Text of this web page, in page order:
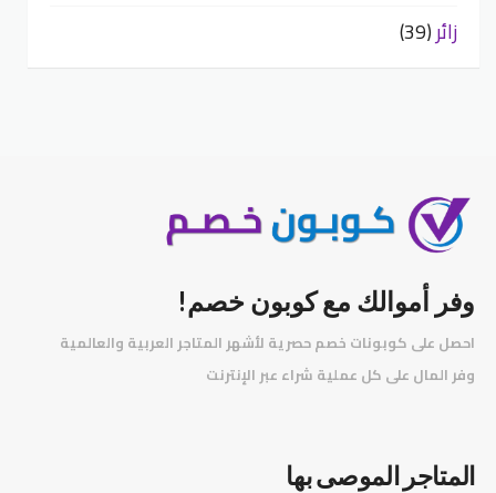
زائر(39)
وفر أموالك مع كوبون خصم!
احصل على كوبونات خصم حصرية لأشهر المتاجر العربية والعالمية
وفر المال على كل عملية شراء عبر الإنترنت
المتاجر الموصى بها